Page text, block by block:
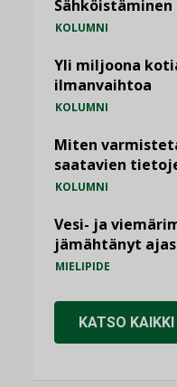
KOLUMNI
Yli miljoona
ilmanvaihtoa
KOLUMNI
Miten
saatavien
KOLUMNI
Vesi- ja
jämähtänyt
MIELIPIDE
KATSO KAIKKI